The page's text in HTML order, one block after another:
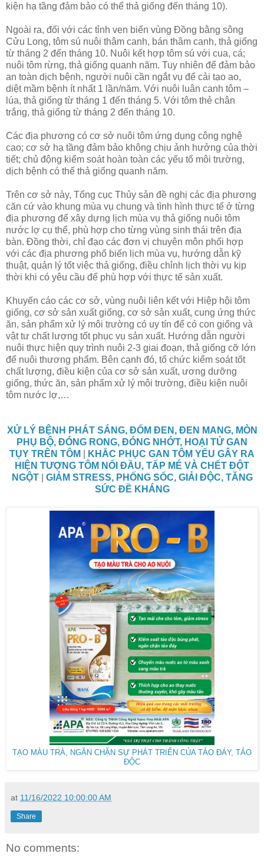
kiện hạ tầng đảm bảo có thể thả giống đến tháng 10).
Ngoài ra, đối với các tỉnh ven biển vùng Đồng bằng sông
Cửu Long, tôm sú nuôi thâm canh, bán thâm canh, thả giống
từ tháng 2 đến tháng 10. Nuôi kết hợp tôm sú với cua, cá;
nuôi tôm rừng, thả giống quanh năm. Tuy nhiên để đảm bảo
an toàn dịch bệnh, người nuôi cần ngắt vụ để cải tạo ao,
diệt mầm bệnh ít nhất 1 lần/năm. Với nuôi luân canh tôm –
lúa, thả giống từ tháng 1 đến tháng 5. Với tôm thẻ chân
trắng, thả giống từ tháng 2 đến tháng 10.
Các địa phương có cơ sở nuôi tôm ứng dụng công nghệ
cao; cơ sở hạ tầng đảm bảo không chịu ảnh hưởng của thời
tiết; chủ động kiểm soát hoàn toàn các yếu tố môi trường,
dịch bệnh có thể thả giống quanh năm.
Trên cơ sở này, Tổng cục Thủy sản đề nghị các địa phương
căn cứ vào khung mùa vụ chung và tình hình thực tế ở từng
địa phương để xây dựng lịch mùa vụ thả giống nuôi tôm
nước lợ cụ thể, phù hợp cho từng vùng sinh thái trên địa
bàn. Đồng thời, chỉ đạo các đơn vị chuyên môn phối hợp
với các địa phương phổ biến lịch mùa vụ, hướng dẫn kỹ
thuật, quản lý tốt việc thả giống, điều chỉnh lịch thời vụ kịp
thời khi có yêu cầu để phù hợp với thực tế sản xuất.
Khuyến cáo các cơ sở, vùng nuôi liên kết với Hiệp hội tôm
giống, cơ sở sản xuất giống, cơ sở sản xuất, cung ứng thức
ăn, sản phẩm xử lý môi trường có uy tín để có con giống và
vật tư chất lượng tốt phục vụ sản xuất. Hướng dẫn người
nuôi thực hiện quy trình nuôi 2-3 giai đoạn, thả giống cỡ lớn
để nuôi thương phẩm. Bên cạnh đó, tổ chức kiểm soát tốt
chất lượng, điều kiện của cơ sở sản xuất, ương dưỡng
giống, thức ăn, sản phẩm xử lý môi trường, điều kiện nuôi
tôm nước lợ,…
XỬ LÝ BỆNH PHÁT SÁNG, ĐỐM ĐEN, ĐEN MANG, MÒN
PHỤ BỘ, ĐÓNG RONG, ĐÓNG NHỚT, HOẠI TỬ GAN
TỤY TRÊN TÔM
KHẮC PHỤC GAN TÔM YẾU GÂY RA
HIỆN TƯỢNG TÔM NỔI ĐẦU, TẤP MÉ VÀ CHẾT ĐỘT
NGỘT| GIẢM STRESS, PHỐNG SỐC, GIẢI ĐỘC, TĂNG
SỨC ĐỀ KHÁNG
TẠO MÀU TRÀ, NGĂN CHẶN SỰ PHÁT TRIỂN CỦA TẢO ĐÁY, TẢO
ĐỘC
at 11/16/2022 10:00:00 AM
Share
No comments: